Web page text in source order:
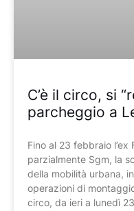
C’è il circo, si
parcheggio a
Fino al 23 febbraio l’ex
parzialmente Sgm, la
della mobilità urbana,
operazioni di
circo, da ieri a lunedì